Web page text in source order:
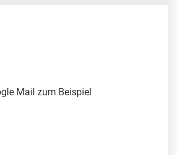
Mail zum Beispiel